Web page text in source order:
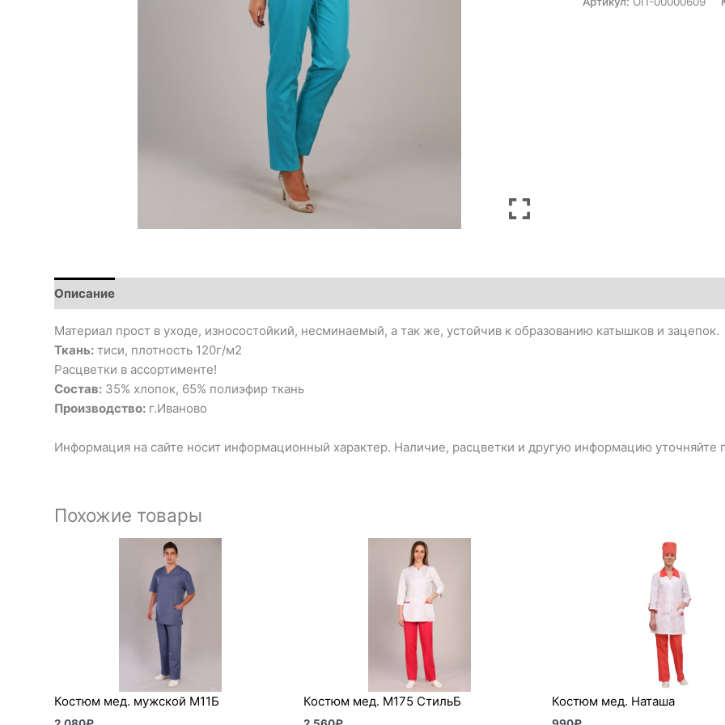
Описание
Материал прост в уходе, износостойкий, несминаемый, а так же, устойчив к образованию катышков и зацепок.
Ткань: тиси, плотность 120г/м2
Расцветки в ассортименте!
Состав: 35% хлопок, 65% полиэфир ткань
Производство: г.Иваново
Информация на сайте носит информационный характер. Наличие, расцветки и другую информацию уточняйте
Похожие товары
Костюм мед. мужской М11Б Костюм мед. М175 СтильБ Костюм мед. Наташа